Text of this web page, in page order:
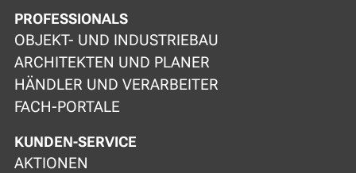
PROFESSIONALS
OBJEKT- UND INDUSTRIEBAU
ARCHITEKTEN UND PLANER
HÄNDLER UND VERARBEITER
FACH-PORTALE
KUNDEN-SERVICE
AKTIONEN